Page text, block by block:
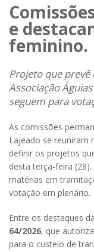
e
feminino.
Projeto que
Associação
seguem para
As comissões
Lajeado se reuniram
definir os projetos
desta terça-feira
matérias em
votação em plenário.
Entre os destaques
64/2026, que
para o custeio de